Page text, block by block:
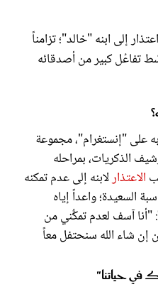
إلى ابنه "خالد"؛ تزامناً
تفاعُل كبير من أصدقائه
على "إنستغرام"، مجموعة
الذكريات، بمراحله
الاعتذارلابنه إلى عدم تمكنه
السعيدة؛ واعداً إياه
"أنا آسف لعدم تمكُّني من
إن شاء الله سنحتفل معاً
في حياتنا"